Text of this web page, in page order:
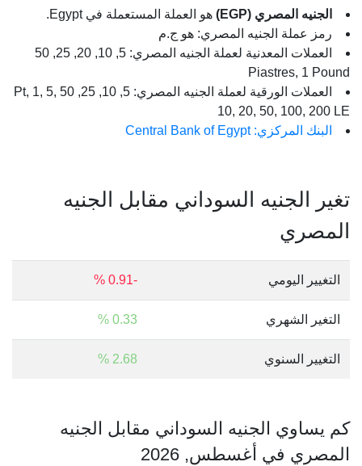
الجنيه المصري (EGP)
هو العملة المستعملة في Egypt.
رمز عملة الجنيه المصري: هو ج.م
العملات المعدنية لعملة الجنيه المصري: 5, 10, 20, 25, 50
Piastres, 1 Pound
العملات الورقية لعملة الجنيه المصري: 5, 10, 25, 50 Pt, 1, 5,
10, 20, 50, 100, 200 LE
البنك المركزي: Central Bank of Egypt
تغير الجنيه السوداني مقابل الجنيه
المصري
التغيير اليومي -0.91 %
التغير الشهري 0.33 %
التغيير السنوي 2.68 %
كم يساوي الجنيه السوداني مقابل الجنيه
المصري في أغسطس, 2026